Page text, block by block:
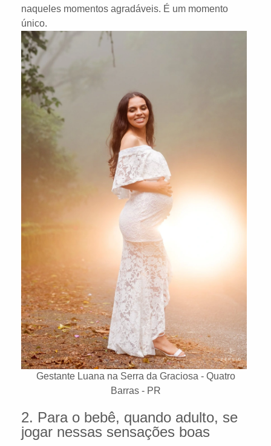
naqueles momentos agradáveis. É um momento
único.
Gestante Luana na Serra da Graciosa - Quatro
Barras - PR
2. Para o bebê, quando adulto, se
jogar nessas sensações boas